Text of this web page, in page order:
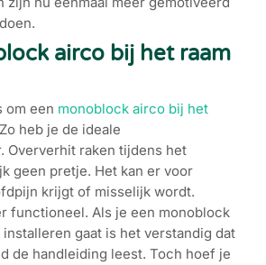
airco bij het raam
om een monoblock airco bij het
heb je de ideale
Oververhit raken tijdens het
geen pretje. Het kan er voor
krijgt of misselijk wordt.
functioneel. Als je een monoblock
gaat is het verstandig dat
de handleiding leest. Toch hoef je